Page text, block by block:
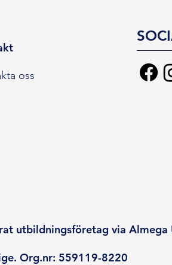
oss
utbildningsföretag via
Org.nr: 559119-8220